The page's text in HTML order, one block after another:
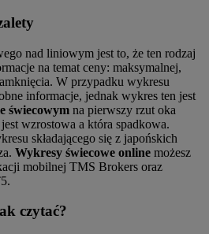
nad liniowym jest to, że ten rodzaj
na temat ceny: maksymalnej,
W przypadku wykresu
informacje, jednak wykres ten jest
świecowym na pierwszy rzut oka
wzrostowa a która spadkowa.
składającego się z japońskich
Wykresy świecowe online możesz
mobilnej TMS Brokers oraz
czytać?